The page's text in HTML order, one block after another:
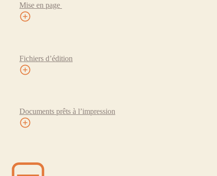
Mise en page
Fichiers d’édition
Documents prêts à l’impression